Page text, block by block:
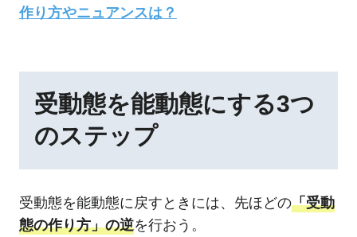
作り方やニュアンスは？
受動態を能動態にする3つ
のステップ
受動態を能動態に戻すときには、先ほどの「受動
態の作り方」の逆を行おう。